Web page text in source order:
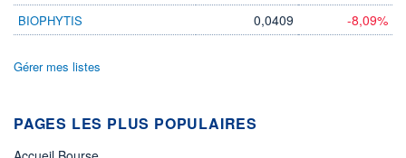
BIOPHYTIS 0,0409 -8,09%
Gérer mes listes
PAGES LES PLUS POPULAIRES